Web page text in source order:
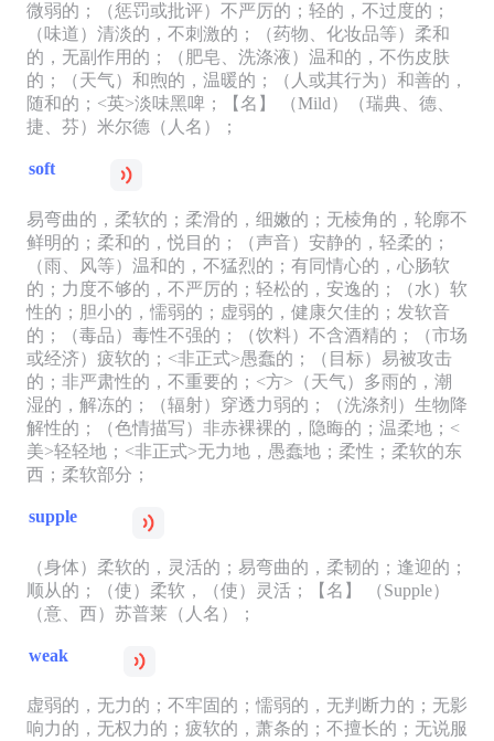
微弱的；（惩罚或批评）不严厉的；轻的，不过度的；
（味道）清淡的，不刺激的；（药物、化妆品等）柔和
的，无副作用的；（肥皂、洗涤液）温和的，不伤皮肤
的；（天气）和煦的，温暖的；（人或其行为）和善的，
随和的；<英>淡味黑啤；【名】 （Mild）（瑞典、德、
捷、芬）米尔德（人名）；
soft
易弯曲的，柔软的；柔滑的，细嫩的；无棱角的，轮廓不
鲜明的；柔和的，悦目的；（声音）安静的，轻柔的；
（雨、风等）温和的，不猛烈的；有同情心的，心肠软
的；力度不够的，不严厉的；轻松的，安逸的；（水）软
性的；胆小的，懦弱的；虚弱的，健康欠佳的；发软音
的；（毒品）毒性不强的；（饮料）不含酒精的；（市场
或经济）疲软的；<非正式>愚蠢的；（目标）易被攻击
的；非严肃性的，不重要的；<方>（天气）多雨的，潮
湿的，解冻的；（辐射）穿透力弱的；（洗涤剂）生物降
解性的；（色情描写）非赤裸裸的，隐晦的；温柔地；<
美>轻轻地；<非正式>无力地，愚蠢地；柔性；柔软的东
西；柔软部分；
supple
（身体）柔软的，灵活的；易弯曲的，柔韧的；逢迎的；
顺从的；（使）柔软，（使）灵活；【名】 （Supple）
（意、西）苏普莱（人名）；
weak
虚弱的，无力的；不牢固的；懦弱的，无判断力的；无影
响力的，无权力的；疲软的，萧条的；不擅长的；无说服